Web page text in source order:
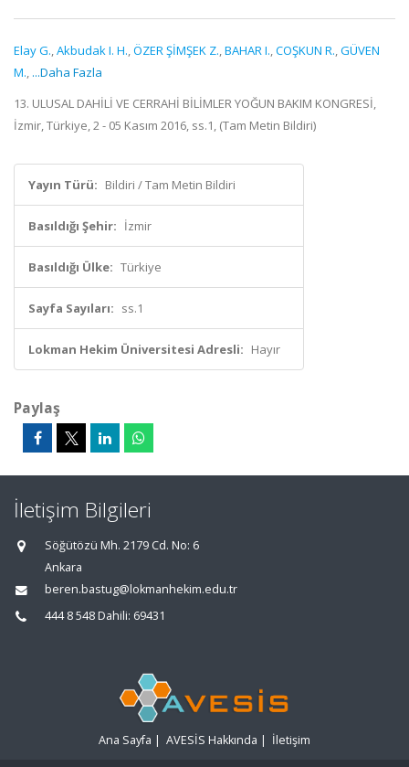
Elay G.,Akbudak I. H.,ÖZER ŞİMŞEK Z.,BAHAR I.,COŞKUN R.,GÜVEN
M., ...Daha Fazla
13. ULUSAL DAHİLİ VE CERRAHİ BİLİMLER YOĞUN BAKIM KONGRESİ,
İzmir, Türkiye, 2 - 05 Kasım 2016, ss.1, (Tam Metin Bildiri)
Yayın Türü: Bildiri / Tam Metin Bildiri
Basıldığı Şehir: İzmir
Basıldığı Ülke: Türkiye
Sayfa Sayıları: ss.1
Lokman Hekim Üniversitesi Adresli: Hayır
Paylaş
İletişim Bilgileri
Söğütözü Mh. 2179 Cd. No: 6
Ankara
beren.bastug@lokmanhekim.edu.tr
444 8 548 Dahili: 69431
Ana Sayfa | AVESİS Hakkında | İletişim